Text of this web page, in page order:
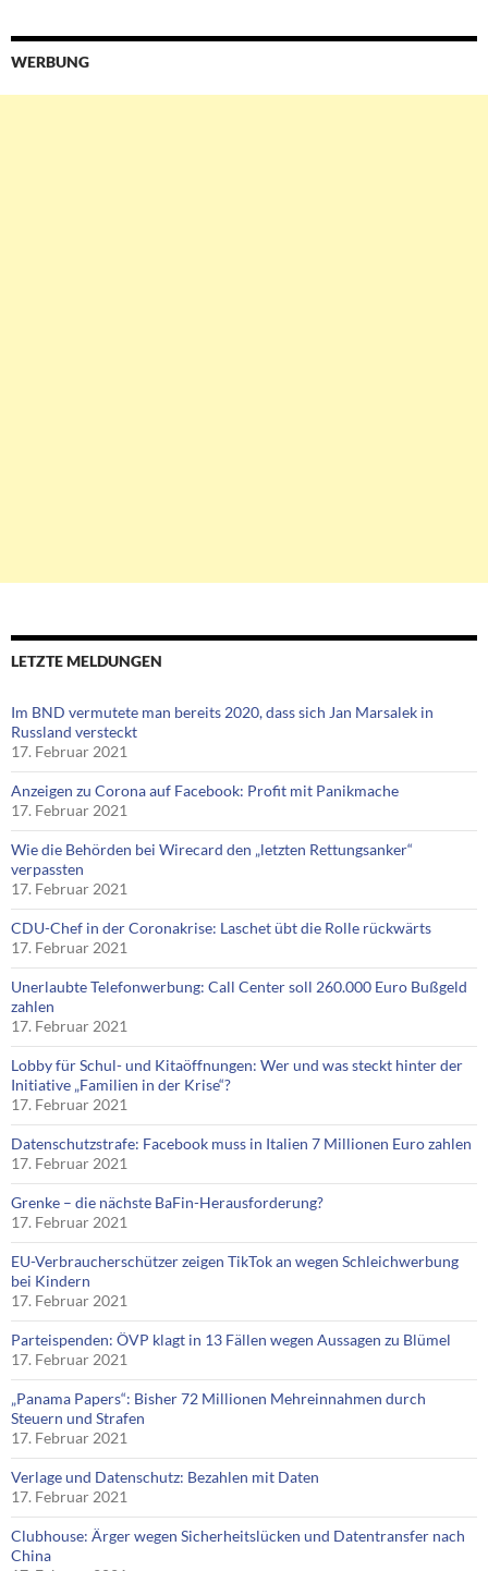
WERBUNG
LETZTE MELDUNGEN
Im BND vermutete man bereits 2020, dass sich Jan Marsalek in
Russland versteckt
17. Februar 2021
Anzeigen zu Corona auf Facebook: Profit mit Panikmache
17. Februar 2021
Wie die Behörden bei Wirecard den „letzten Rettungsanker“
verpassten
17. Februar 2021
CDU-Chef in der Coronakrise: Laschet übt die Rolle rückwärts
17. Februar 2021
Unerlaubte Telefonwerbung: Call Center soll 260.000 Euro Bußgeld
zahlen
17. Februar 2021
Lobby für Schul- und Kitaöffnungen: Wer und was steckt hinter der
Initiative „Familien in der Krise“?
17. Februar 2021
Datenschutzstrafe: Facebook muss in Italien 7 Millionen Euro zahlen
17. Februar 2021
Grenke – die nächste BaFin-Herausforderung?
17. Februar 2021
EU-Verbraucherschützer zeigen TikTok an wegen Schleichwerbung
bei Kindern
17. Februar 2021
Parteispenden: ÖVP klagt in 13 Fällen wegen Aussagen zu Blümel
17. Februar 2021
„Panama Papers“: Bisher 72 Millionen Mehreinnahmen durch
Steuern und Strafen
17. Februar 2021
Verlage und Datenschutz: Bezahlen mit Daten
17. Februar 2021
Clubhouse: Ärger wegen Sicherheitslücken und Datentransfer nach
China